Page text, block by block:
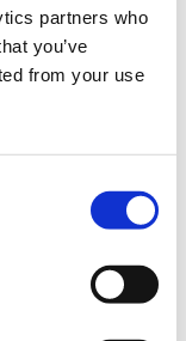
partners who
you’ve
from your use
πόρων για
με επιτυχία
Μαΐου 2023, στη
του ποσού
Ξενοδοχείο Μ.
Προέδρου κυρίου